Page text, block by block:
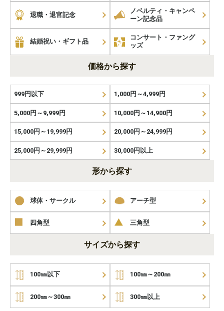
退職・退官記念
ノベルティ・キャンペ
ーン記念品
結婚祝い・ギフト品
コンサート・ファング
ッズ
価格から探す
999円以下 1,000円～4,999円
5,000円～9,999円 10,000円～14,900円
15,000円～19,999円 20,000円～24,999円
25,000円～29,999円 30,000円以上
形から探す
球体・サークル アーチ型
四角型 三角型
サイズから探す
100㎜以下 100㎜～200㎜
200㎜～300㎜ 300㎜以上